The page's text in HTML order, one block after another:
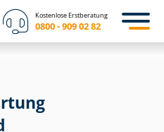
Kostenlose Erstberatung
0800 - 909 02 82